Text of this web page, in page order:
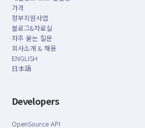
가격
정부지원사업
블로그&자료실
자주 묻는 질문
회사소개 & 채용
ENGLISH
日本語
Developers
OpenSource API